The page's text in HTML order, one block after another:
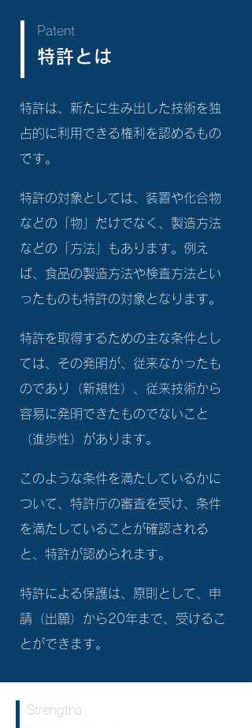
特許とは
Patent
特許は、新たに生み出した技術を独
占的に利用できる権利を認めるもの
です。
特許の対象としては、装置や化合物
などの「物」だけでなく、製造方法
などの「方法」もあります。例え
ば、食品の製造方法や検査方法とい
ったものも特許の対象となります。
特許を取得するための主な条件とし
ては、その発明が、従来なかったも
のであり（新規性）、従来技術から
容易に発明できたものでないこと
（進歩性）があります。
このような条件を満たしているかに
ついて、特許庁の審査を受け、条件
を満たしていることが確認される
と、特許が認められます。
特許による保護は、原則として、申
請（出願）から20年まで、受けるこ
とができます。
Strengths